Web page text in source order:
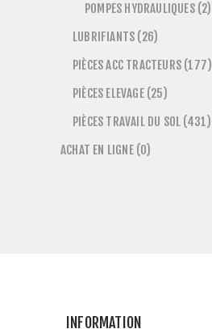
POMPES HYDRAULIQUES (2)
LUBRIFIANTS (26)
PIÈCES ACC TRACTEURS (177)
PIÈCES ELEVAGE (25)
PIÈCES TRAVAIL DU SOL (431)
ACHAT EN LIGNE (0)
INFORMATION